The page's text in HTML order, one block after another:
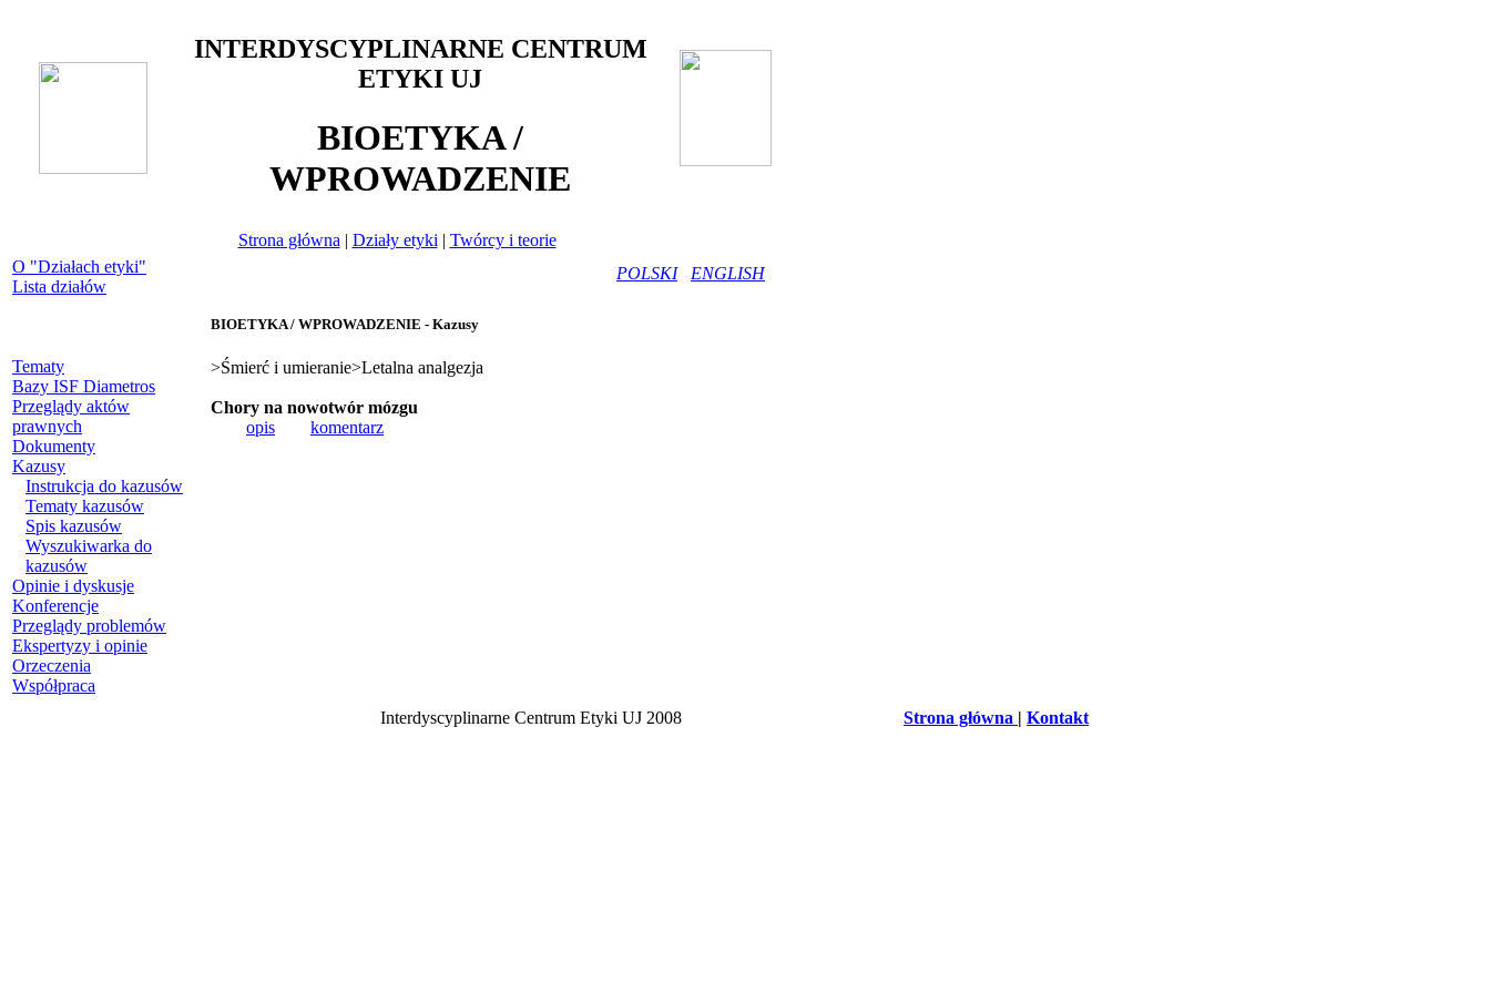
INTERDYSCYPLINARNE CENTRUM
ETYKI UJ
BIOETYKA /
WPROWADZENIE
Strona główna | Działy etyki | Twórcy i teorie
O "Działach etyki"
Lista działów
Tematy
Bazy ISF Diametros
Przeglądy aktów
prawnych
Dokumenty
Kazusy
Instrukcja do kazusów
Tematy kazusów
Spis kazusów
Wyszukiwarka do
kazusów
Opinie i dyskusje
Konferencje
Przeglądy problemów
Ekspertyzy i opinie
Orzeczenia
Współpraca
POLSKI ENGLISH
BIOETYKA / WPROWADZENIE - Kazusy
>Śmierć i umieranie>Letalna analgezja
Chory na nowotwór mózgu
opis
komentarz
Interdyscyplinarne Centrum Etyki UJ 2008 Strona główna | Kontakt